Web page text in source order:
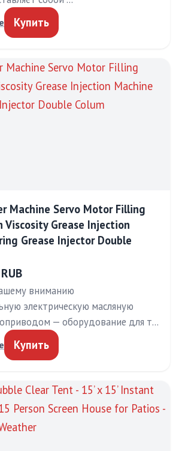
Купить
Machine Servo Motor Filling
Viscosity Grease Injection
Grease Injector Double
вниманию
электрическую масляную
— оборудование для т…
Купить